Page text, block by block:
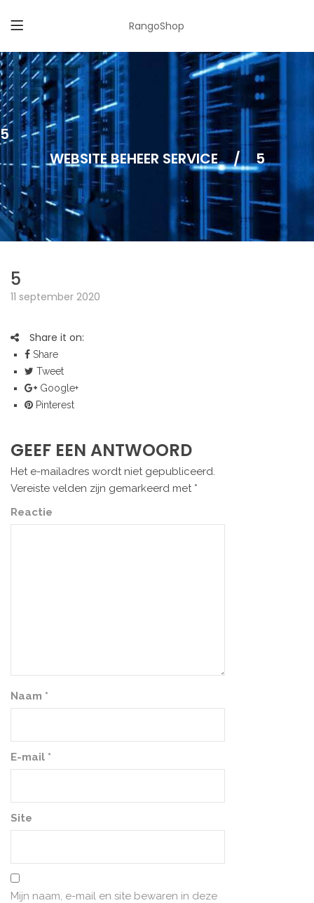
RangoShop
5
WEBSITE BEHEER SERVICE
/ 5
5
11 september 2020
Share it on:
Share
Tweet
Google+
Pinterest
GEEF EEN ANTWOORD
Het e-mailadres wordt niet gepubliceerd.
Vereiste velden zijn gemarkeerd met *
Reactie
Naam *
E-mail *
Site
Mijn naam, e-mail en site bewaren in deze